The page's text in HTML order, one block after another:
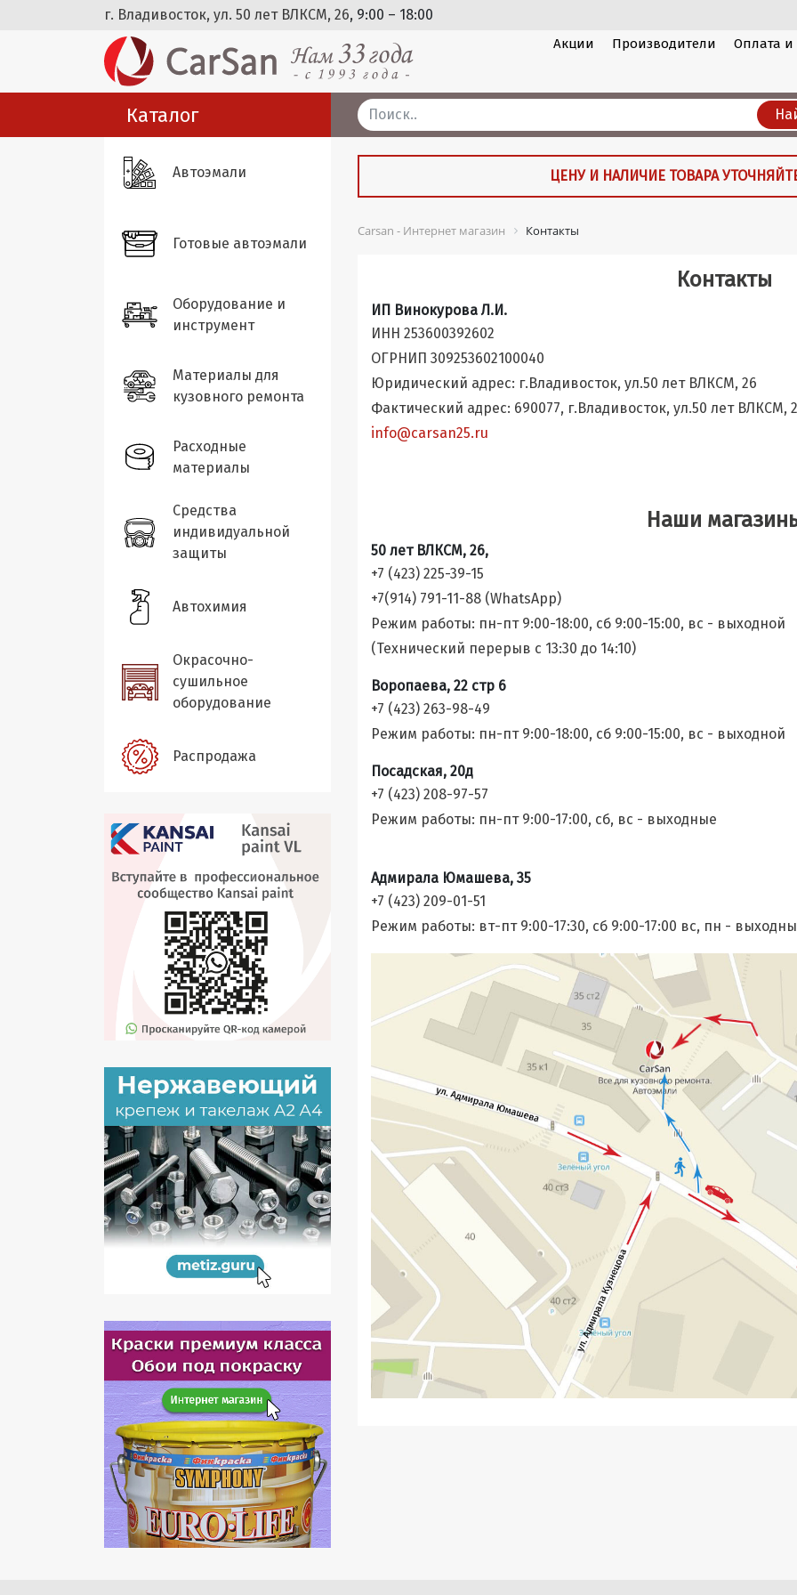
г. Владивосток, ул. 50 лет ВЛКСМ, 26, 9:00 – 18:00
Акции Производители Оплата и
Каталог
Автоэмали
Готовые автоэмали
Оборудование и
инструмент
Материалы для
кузовного ремонта
Расходные
материалы
Средства
индивидуальной
защиты
Автохимия
Окрасочно-
сушильное
оборудование
Распродажа
ЦЕНУ И НАЛИЧИЕ ТОВАРА
Carsan - Интернет магазин Контакты
Контакты
ИП Винокурова Л.И.
ИНН 253600392602
ОГРНИП 309253602100040
Юридический адрес: г.Владивосток, ул.50 лет ВЛКСМ, 26
Фактический адрес: 690077, г.Владивосток, ул.50 лет ВЛКСМ,
info@carsan25.ru
Наши
50 лет ВЛКСМ, 26,
+7 (423) 225-39-15
+7(914) 791-11-88 (WhatsApp)
Режим работы: пн-пт 9:00-18:00, сб 9:00-15:00, вс - выходной
(Технический перерыв с 13:30 до 14:10)
Воропаева, 22 стр 6
+7 (423) 263-98-49
Режим работы: пн-пт 9:00-18:00, сб 9:00-15:00, вс - выходной
Посадская, 20д
+7 (423) 208-97-57
Режим работы: пн-пт 9:00-17:00, сб, вс - выходные
Адмирала Юмашева, 35
+7 (423) 209-01-51
Режим работы: вт-пт 9:00-17:30, сб 9:00-17:00 вс, пн -